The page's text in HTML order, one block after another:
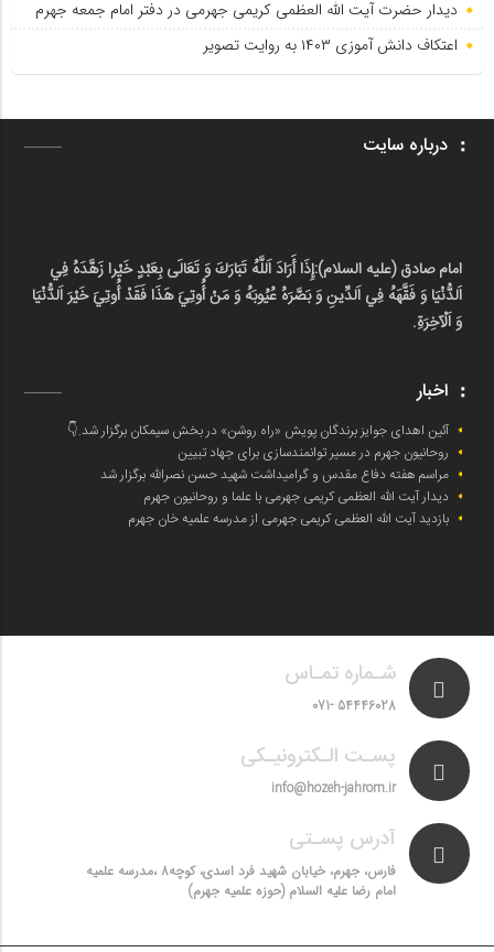
دیدار حضرت آیت الله العظمی کریمی جهرمی در دفتر امام جمعه جهرم
اعتکاف دانش آموزی ۱۴۰۳ به روایت تصویر
درباره سایت
امام صادق (علیه السلام):إِذَا أَرَادَ اَللَّهُ تَبَارَكَ وَ تَعَالَى بِعَبْدٍ خَيْرا زَهَّدَهُ فِي
اَلدُّنْيَا وَ فَقَّهَهُ فِي اَلدِّينِ وَ بَصَّرَهُ عُيُوبَهُ وَ مَنْ أُوتِيَ هَذَا فَقَدْ أُوتِيَ خَيْرَ اَلدُّنْيَا
وَ اَلْآخِرَةِ.
اخبار
آئین اهدای جوایز برندگان پویش «راه روشن» در بخش سیمکان برگزار شد.👇
روحانیون جهرم در مسیر توانمندسازی برای جهاد تبیین
مراسم هفته دفاع مقدس و گرامیداشت شهید حسن نصرالله برگزار شد
دیدار آیت الله العظمی کریمی جهرمی با علما و روحانیون جهرم
بازدید آیت الله العظمی کریمی جهرمی از مدرسه علمیه خان جهرم
شـماره تمـاس
54446028 -071
پسـت الـکترونیـکی
info@hozeh-jahrom.ir
آدرس پسـتی
فارس، جهرم، خیابان شهید فرد اسدی، کوچه8 ،مدرسه علمیه
امام رضا علیه السلام (حوزه علمیه جهرم)